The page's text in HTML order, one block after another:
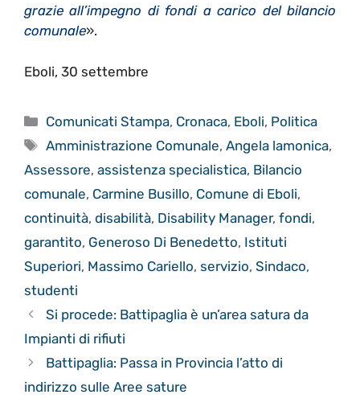
grazie all’impegno di fondi a carico del bilancio
comunale».
Eboli, 30 settembre
Categorie
Comunicati Stampa, Cronaca, Eboli, Politica
Tag
Amministrazione Comunale,Angela lamonica,
Assessore, assistenza specialistica, Bilancio
comunale, Carmine Busillo, Comune di Eboli,
continuità, disabilità, Disability Manager, fondi,
garantito, Generoso Di Benedetto, Istituti
Superiori, Massimo Cariello, servizio, Sindaco,
studenti
Si procede: Battipaglia è un’area satura da
Impianti di rifiuti
Battipaglia: Passa in Provincia l’atto di
indirizzo sulle Aree sature